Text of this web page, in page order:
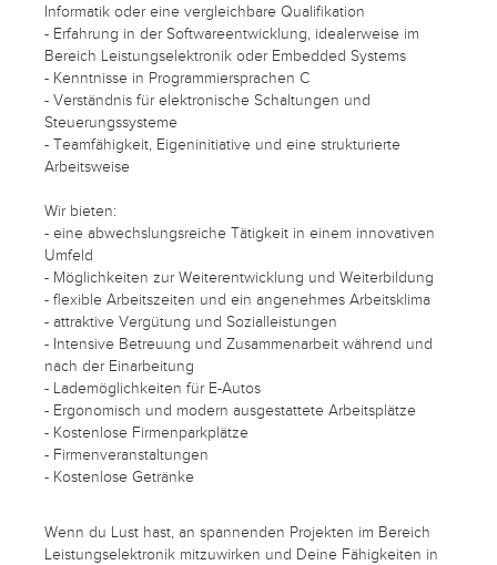
Informatik oder eine vergleichbare Qualifikation
- Erfahrung in der Softwareentwicklung, idealerweise im
Bereich Leistungselektronik oder Embedded Systems
- Kenntnisse in Programmiersprachen C
- Verständnis für elektronische Schaltungen und
Steuerungssysteme
- Teamfähigkeit, Eigeninitiative und eine strukturierte
Arbeitsweise
Wir bieten:
- eine abwechslungsreiche Tätigkeit in einem innovativen
Umfeld
- Möglichkeiten zur Weiterentwicklung und Weiterbildung
- flexible Arbeitszeiten und ein angenehmes Arbeitsklima
- attraktive Vergütung und Sozialleistungen
- Intensive Betreuung und Zusammenarbeit während und
nach der Einarbeitung
- Lademöglichkeiten für E-Autos
- Ergonomisch und modern ausgestattete Arbeitsplätze
- Kostenlose Firmenparkplätze
- Firmenveranstaltungen
- Kostenlose Getränke
Wenn du Lust hast, an spannenden Projekten im Bereich
Leistungselektronik mitzuwirken und Deine Fähigkeiten in